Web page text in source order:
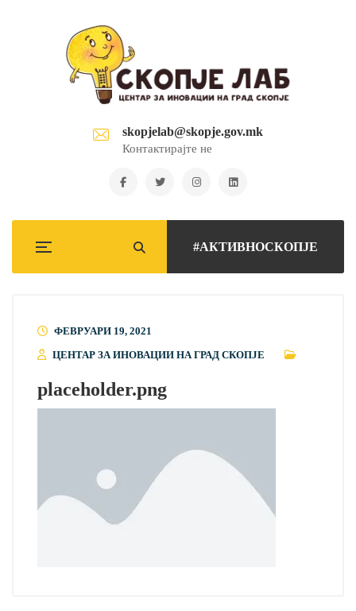
skopjelab@skopje.gov.mk
Контактирајте не
#АКТИВНОСКОПЈЕ
ФЕВРУАРИ 19, 2021
ЦЕНТАР ЗА ИНОВАЦИИ НА ГРАД СКОПЈЕ
placeholder.png